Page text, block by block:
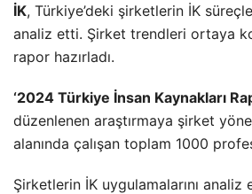
İK, Türkiye’deki şirketlerin İK
analiz etti. Şirket trendleri ortaya
rapor hazırladı.
‘2024 Türkiye İnsan Kaynakları
düzenlenen araştırmaya şirket
alanında çalışan toplam 1000
Şirketlerin İK uygulamalarını analiz